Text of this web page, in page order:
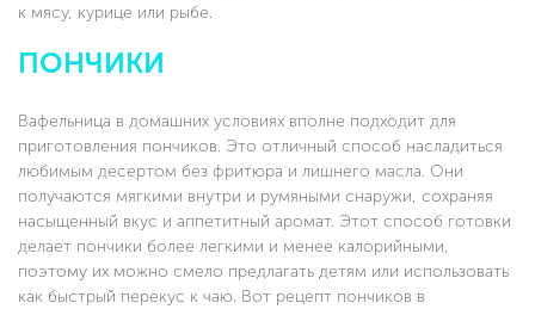
к мясу, курице или рыбе.
ПОНЧИКИ
Вафельница в домашних условиях вполне подходит для
приготовления пончиков. Это отличный способ насладиться
любимым десертом без фритюра и лишнего масла. Они
получаются мягкими внутри и румяными снаружи, сохраняя
насыщенный вкус и аппетитный аромат. Этот способ готовки
делает пончики более легкими и менее калорийными,
поэтому их можно смело предлагать детям или использовать
как быстрый перекус к чаю. Вот рецепт пончиков в